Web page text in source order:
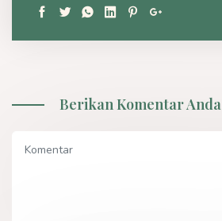
Berikan Komentar Anda